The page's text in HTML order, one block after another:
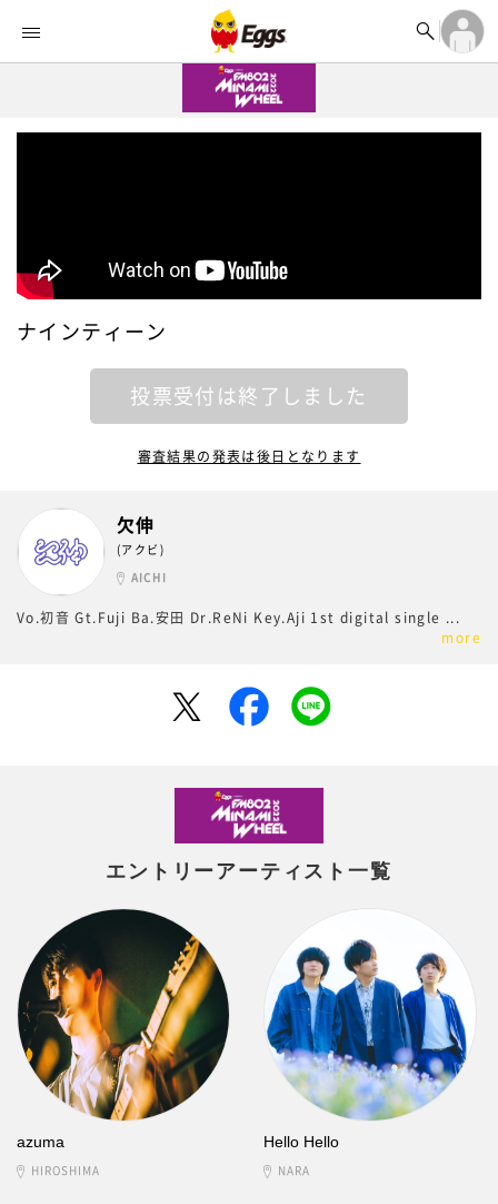


ランキング 
記事 

ログイン
アカウント登録
ナインティーン
投票受付は終了しました
審査結果の発表は後日となります
欠伸
(アクビ)
AICHI
Vo.初音 Gt.Fuji Ba.安田 Dr.ReNi Key.Aji 1st digital single ...
more
エントリーアーティスト一覧
azuma
HIROSHIMA
Hello Hello
NARA